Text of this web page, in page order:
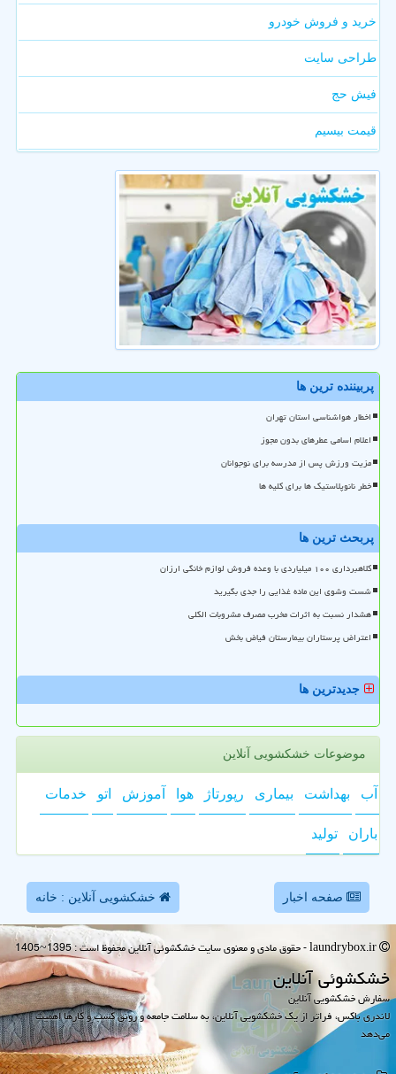
خرید و فروش خودرو
طراحی سایت
فیش حج
قیمت بیسیم
پربیننده ترین ها
اخطار هواشناسی استان تهران
اعلام اسامی عطرهای بدون مجوز
مزیت ورزش پس از مدرسه برای نوجوانان
خطر نانوپلاستیک ها برای کلیه ها
پربحث ترین ها
کلاهبرداری ۱۰۰ میلیاردی با وعده فروش لوازم خانگی ارزان
شست وشوی این ماده غذایی را جدی بگیرید
هشدار نسبت به اثرات مخرب مصرف مشروبات الکلی
اعتراض پرستاران بیمارستان فیاض بخش
جدیدترین ها
موضوعات خشکشویی آنلاین
آب بهداشت بیماری رپورتاژ هوا آموزش اتو خدمات
باران تولید
صفحه اخبار خشکشویی آنلاین : خانه
خشكشوئی آنلاین
سفارش خشکشویی آنلاین
لاندری باکس، فراتر از یک خشکشویی آنلاین، به سلامت جامعه و رونق کسب و کارها اهمیت
می‌دهد